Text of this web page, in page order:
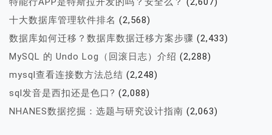
十大数据库管理软件排名 (2,568)
数据库如何迁移？数据库数据迁移方案步骤 (2,433)
MySQL 的 Undo Log（回滚日志）介绍 (2,288)
mysql查看连接数方法总结 (2,248)
sql发音是西扣还是色口? (2,088)
NHANES数据挖掘：选题与研究设计指南 (2,063)